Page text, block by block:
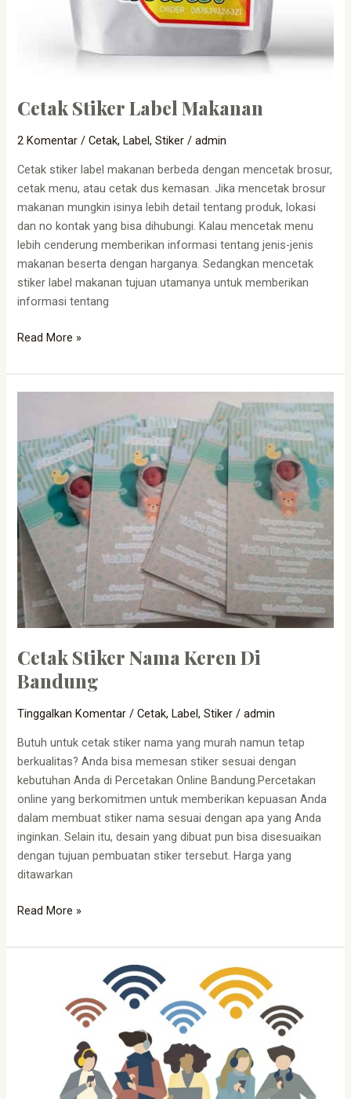
Cetak Stiker Label Makanan
2 Komentar /Cetak,Label,Stiker /admin
Cetak stiker label makanan berbeda dengan mencetak brosur,
cetak menu, atau cetak dus kemasan. Jika mencetak brosur
makanan mungkin isinya lebih detail tentang produk, lokasi
dan no kontak yang bisa dihubungi. Kalau mencetak menu
lebih cenderung memberikan informasi tentang jenis-jenis
makanan beserta dengan harganya. Sedangkan mencetak
stiker label makanan tujuan utamanya untuk memberikan
informasi tentang
Read More »
Cetak Stiker Nama Keren Di
Bandung
Tinggalkan Komentar /Cetak,Label,Stiker /admin
Butuh untuk cetak stiker nama yang murah namun tetap
berkualitas? Anda bisa memesan stiker sesuai dengan
kebutuhan Anda di Percetakan Online Bandung.Percetakan
online yang berkomitmen untuk memberikan kepuasan Anda
dalam membuat stiker nama sesuai dengan apa yang Anda
inginkan. Selain itu, desain yang dibuat pun bisa disesuaikan
dengan tujuan pembuatan stiker tersebut. Harga yang
ditawarkan
Nama
Keren
Di
Bandung
Read More »